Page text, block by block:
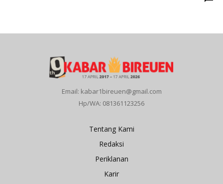
Email: kabar1bireuen@gmail.com
Hp/WA: 081361123256
Tentang Kami
Redaksi
Periklanan
Karir